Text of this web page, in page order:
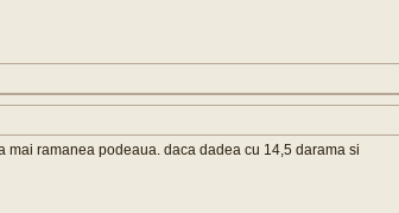
mai ramanea podeaua. daca dadea cu 14,5 darama si